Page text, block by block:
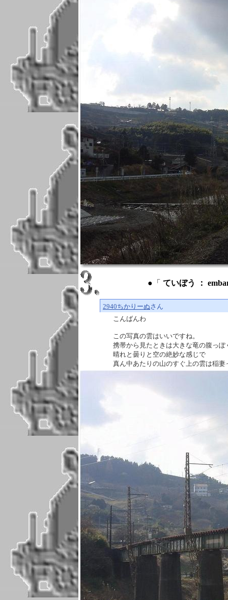
●「 ていぼう ：
2940ちかりーぬさん
こんばんわ
この写真の雲はいいですね。
携帯から見たときは大きな竜の腹っぽ
晴れと曇りと空の絶妙な感じで
真ん中あたりの山のすぐ上の雲は稲妻